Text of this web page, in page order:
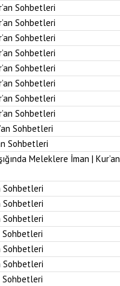
Sohbetleri
Sohbetleri
Sohbetleri
Sohbetleri
Sohbetleri
Sohbetleri
Sohbetleri
Sohbetleri
Sohbetleri
Sohbetleri
Meleklere İman | Kur’an
Sohbetleri
Sohbetleri
Sohbetleri
Sohbetleri
Sohbetleri
Sohbetleri
Sohbetleri